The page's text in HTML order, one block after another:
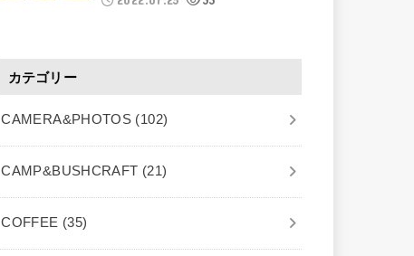
カテゴリー
CAMERA&PHOTOS (102)
CAMP&BUSHCRAFT (21)
COFFEE (35)